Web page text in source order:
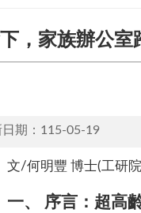
，家族辦公室
日期：115-05-19
文/何明豐 博士(工研
一、 序言：超高